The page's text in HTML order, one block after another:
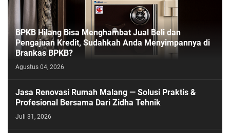
BPKB Hilang Bisa Menghambat Jual Beli dan
Pengajuan Kredit, Sudahkah Anda Menyimpannya di
Brankas BPKB?
Agustus 04, 2026
Jasa Renovasi Rumah Malang — Solusi Praktis &
Profesional Bersama Dari Zidha Tehnik
Juli 31, 2026